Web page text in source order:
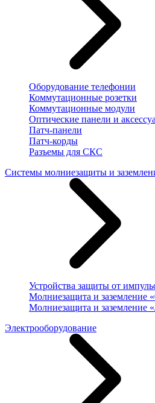
Оборудование телефонии
Коммутационные розетки
Коммутационные модули
Оптические панели и
Патч-панели
Патч-корды
Разъемы для СКС
Системы молниезащиты и
Устройства защиты от
Молниезащита и заземление
Молниезащита и заземление
Электрооборудование